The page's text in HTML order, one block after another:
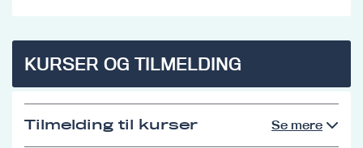
KURSER OG TILMELDING
Tilmelding til kurser Se mere